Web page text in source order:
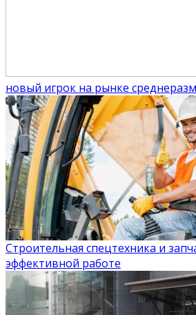
новый игрок на рынке
Строительная спецтехника и
эффективной работе